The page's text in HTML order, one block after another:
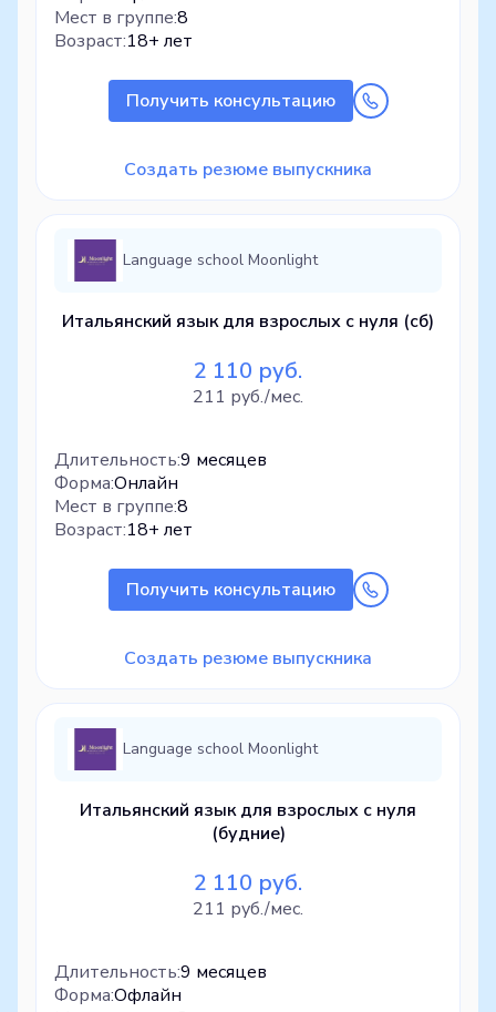
Мест в группе:8
Возраст:18+ лет
Получить консультацию
Создать резюме выпускника
Language school Moonlight
Итальянский язык для взрослых с нуля (сб)
2 110 руб.
211 руб./мес.
Длительность:9 месяцев
Форма:Онлайн
Мест в группе:8
Возраст:18+ лет
Получить консультацию
Создать резюме выпускника
Language school Moonlight
Итальянский язык для взрослых с нуля
(будние)
2 110 руб.
211 руб./мес.
Длительность:9 месяцев
Форма:Офлайн